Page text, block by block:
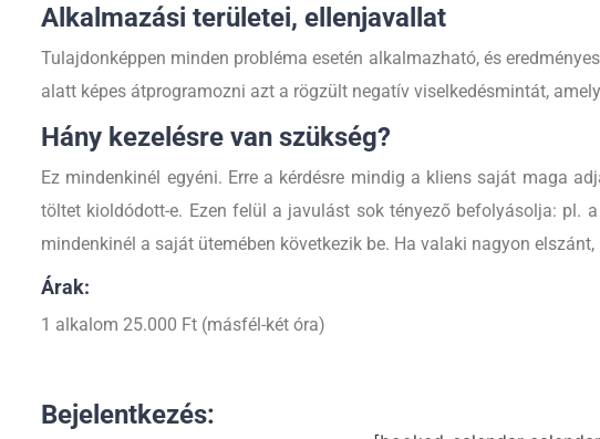
Alkalmazási területei, ellenjavallat
Tulajdonképpen minden probléma esetén alkalmazható, és
alatt képes átprogramozni azt a rögzült negatív viselkedésmintát,
Hány kezelésre van szükség?
Ez mindenkinél egyéni. Erre a kérdésre mindig a kliens saját maga
töltet kioldódott-e. Ezen felül a javulást sok tényező befolyásolja: pl.
mindenkinél a saját ütemében következik be. Ha valaki nagyon
Árak:
1 alkalom 25.000 Ft (másfél-két óra)
Bejelentkezés: